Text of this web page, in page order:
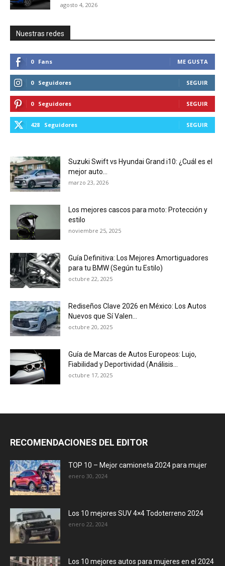
agosto 4, 2026
Nuestras redes
0 Fans ME GUSTA
0 Seguidores SEGUIR
0 Seguidores SEGUIR
428 Seguidores SEGUIR
Suzuki Swift vs Hyundai Grand i10: ¿Cuál es el
mejor auto...
marzo 23, 2026
Los mejores cascos para moto: Protección y
estilo
noviembre 25, 2025
Guía Definitiva: Los Mejores Amortiguadores
para tu BMW (Según tu Estilo)
octubre 22, 2025
Rediseños Clave 2026 en México: Los Autos
Nuevos que Sí Valen...
octubre 20, 2025
Guía de Marcas de Autos Europeos: Lujo,
Fiabilidad y Deportividad (Análisis...
octubre 17, 2025
RECOMENDACIONES DEL EDITOR
TOP 10 – Mejor camioneta 2024 para mujer
enero 30, 2024
Los 10 mejores SUV 4×4 Todoterreno 2024
enero 22, 2024
Los 10 mejores autos para mujeres en el 2024